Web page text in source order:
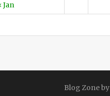
Jan
Blog Zone by